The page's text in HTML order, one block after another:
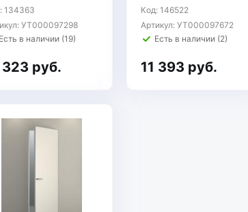
134363
УТ000097298
Есть в наличии (19)
323 руб.
Код: 146522
Артикул: УТ000097672
Есть в наличии (2)
11 393 руб.